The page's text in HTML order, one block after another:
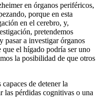
en órganos periféricos,
porque en esta
en el cerebro, y,
pretendemos
pasar a investigar órganos
que el hígado podría ser uno
la posibilidad de que otros
de detener la
las pérdidas cognitivas o una